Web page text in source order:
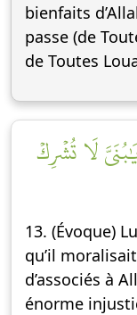
bienfaits
passe (de
de Toutes
لَا تُشۡرِكۡ
13. (Évoque)
qu’il
d’associés à
énorme